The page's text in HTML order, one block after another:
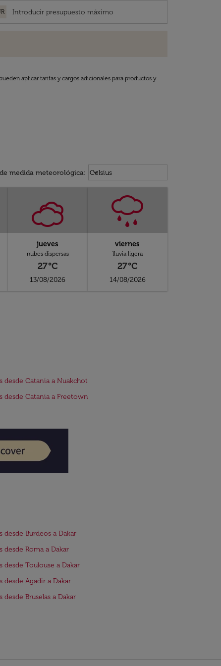
aplicar tarifas y cargos adicionales para productos y
medida meteorológica: Weather unit option Celsius
Celsius
keyboard_arrow_down
jueves
nubes dispersas
27°C
13/08/2026
viernes
lluvia ligera
27°C
14/08/2026
desde Catania a Nuakchot
desde Catania a Freetown
desde Burdeos a Dakar
desde Roma a Dakar
desde Toulouse a Dakar
desde Agadir a Dakar
desde Bruselas a Dakar